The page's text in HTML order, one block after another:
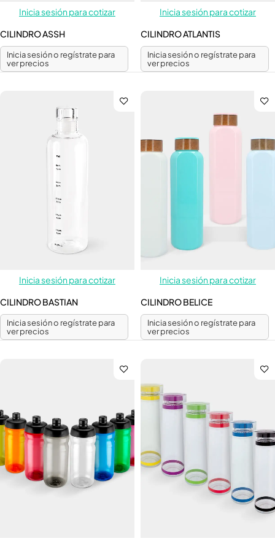
Inicia sesión para cotizar
CILINDRO ASSH
Inicia sesión o regístrate para
ver precios
Inicia sesión para cotizar
CILINDRO ATLANTIS
Inicia sesión o regístrate para
ver precios
Inicia sesión para cotizar
CILINDRO BASTIAN
Inicia sesión o regístrate para
ver precios
Inicia sesión para cotizar
CILINDRO BELICE
Inicia sesión o regístrate para
ver precios